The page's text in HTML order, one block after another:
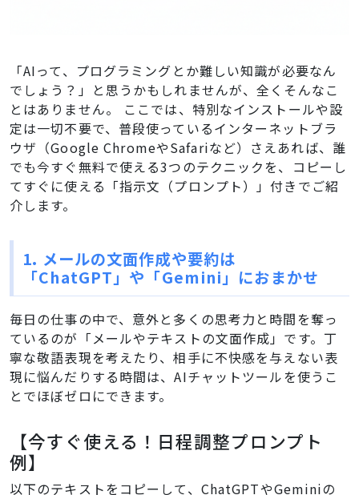
「AIって、プログラミングとか難しい知識が必要なん
でしょう？」と思うかもしれませんが、全くそんなこ
とはありません。 ここでは、特別なインストールや設
定は一切不要で、普段使っているインターネットブラ
ウザ（Google ChromeやSafariなど）さえあれば、誰
でも今すぐ無料で使える3つのテクニックを、コピーし
てすぐに使える「指示文（プロンプト）」付きでご紹
介します。
1. メールの文面作成や要約は
「ChatGPT」や「Gemini」におまかせ
毎日の仕事の中で、意外と多くの思考力と時間を奪っ
ているのが「メールやテキストの文面作成」です。丁
寧な敬語表現を考えたり、相手に不快感を与えない表
現に悩んだりする時間は、AIチャットツールを使うこ
とでほぼゼロにできます。
【今すぐ使える！日程調整プロンプト
例】
以下のテキストをコピーして、ChatGPTやGeminiの